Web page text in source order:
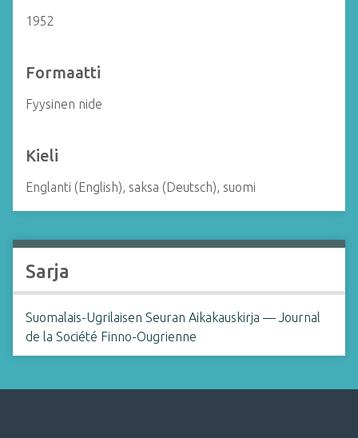
1952
Formaatti
Fyysinen nide
Kieli
Englanti (English), saksa (Deutsch), suomi
Sarja
Suomalais-Ugrilaisen Seuran Aikakauskirja — Journal
de la Société Finno-Ougrienne